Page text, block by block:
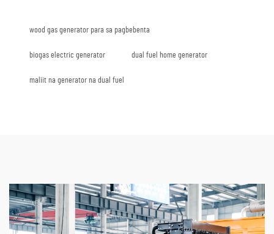
wood gas generator para sa pagbebenta
biogas electric generator dual fuel home generator
maliit na generator na dual fuel